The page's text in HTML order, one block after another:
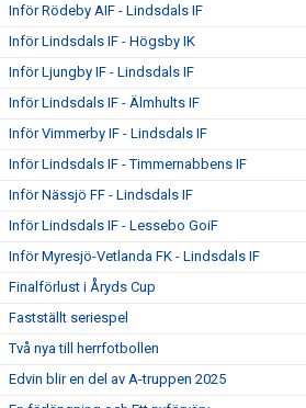
Inför Rödeby AIF - Lindsdals IF
Inför Lindsdals IF - Högsby IK
Inför Ljungby IF - Lindsdals IF
Inför Lindsdals IF - Älmhults IF
Inför Vimmerby IF - Lindsdals IF
Inför Lindsdals IF - Timmernabbens IF
Inför Nässjö FF - Lindsdals IF
Inför Lindsdals IF - Lessebo GoiF
Inför Myresjö-Vetlanda FK - Lindsdals IF
Finalförlust i Åryds Cup
Fastställt seriespel
Två nya till herrfotbollen
Edvin blir en del av A-truppen 2025